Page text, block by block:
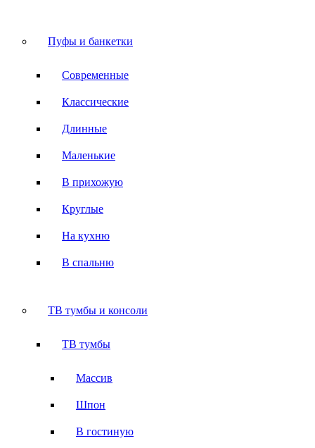
Пуфы и банкетки
Современные
Классические
Длинные
Маленькие
В прихожую
Круглые
На кухню
В спальню
ТВ тумбы и консоли
ТВ тумбы
Массив
Шпон
В гостиную